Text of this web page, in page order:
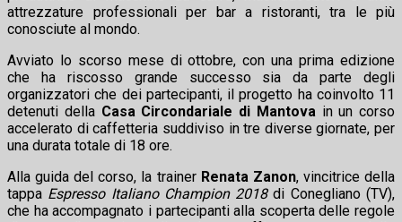
attrezzature professionali per bar a ristoranti, tra le più
conosciute al mondo.
Avviato lo scorso mese di ottobre, con una prima edizione
che ha riscosso grande successo sia da parte degli
organizzatori che dei partecipanti, il progetto ha coinvolto 11
detenuti della Casa Circondariale di Mantovain un corso
accelerato di caffetteria suddiviso in tre diverse giornate, per
una durata totale di 18 ore.
Alla guida del corso, la trainer Renata Zanon, vincitrice della
tappa Espresso Italiano Champion 2018di Conegliano (TV),
che ha accompagnato i partecipanti alla scoperta delle regole